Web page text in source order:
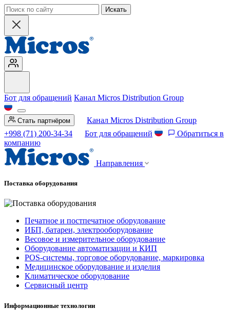
Искать
Бот для обращений Канал Micros Distribution Group
Стать партнёром
Канал Micros Distribution Group
+998 (71) 200-34-34
Бот для обращений
Обратиться в
компанию
Направления
Поставка оборудования
Печатное и постпечатное оборудование
ИБП, батареи, электрооборудование
Весовое и измерительное оборудование
Оборудование автоматизации и КИП
POS-системы, торговое оборудование, маркировка
Медицинское оборудование и изделия
Климатическое оборудование
Сервисный центр
Информационные технологии